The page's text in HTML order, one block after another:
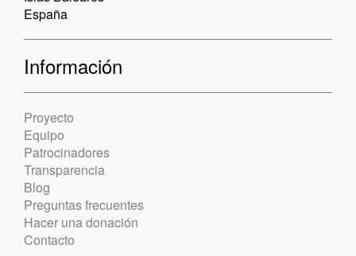
España
Información
Proyecto
Equipo
Patrocinadores
Transparencia
Blog
Preguntas frecuentes
Hacer una donación
Contacto